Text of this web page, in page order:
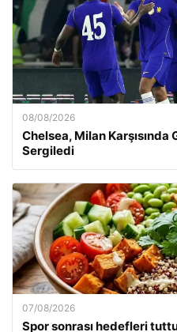
08/08/2026
Chelsea, Milan
Sergiledi
07/08/2026
Spor sonrası hedefleri